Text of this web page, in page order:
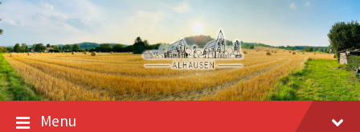
Skip
to
content
Skip
to
main
navigation
Skip
to
footer
Menu